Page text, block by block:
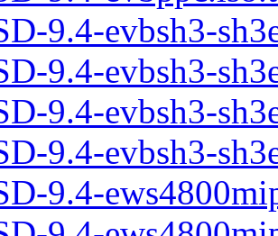
9.4-evbsh3-
9.4-evbsh3-
9.4-evbsh3-
9.4-evbsh3-
9.4-